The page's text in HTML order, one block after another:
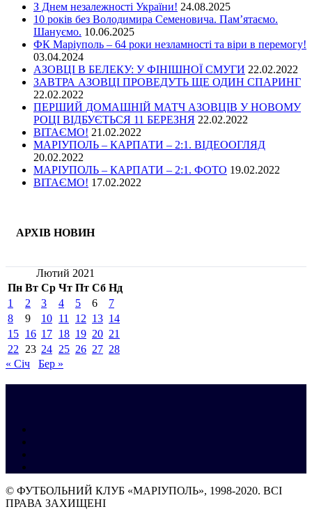
З Днем незалежності України! 24.08.2025
10 років без Володимира Семеновича. Пам’ятаємо.
Шануємо. 10.06.2025
ФК Маріуполь – 64 роки незламності та віри в перемогу!
03.04.2024
АЗОВЦІ В БЕЛЕКУ: У ФІНІШНОЇ СМУГИ 22.02.2022
ЗАВТРА АЗОВЦІ ПРОВЕДУТЬ ЩЕ ОДИН СПАРИНГ
22.02.2022
ПЕРШИЙ ДОМАШНІЙ МАТЧ АЗОВЦІВ У НОВОМУ
РОЦІ ВІДБУЄТЬСЯ 11 БЕРЕЗНЯ 22.02.2022
ВІТАЄМО! 21.02.2022
МАРІУПОЛЬ – КАРПАТИ – 2:1. ВІДЕООГЛЯД
20.02.2022
МАРІУПОЛЬ – КАРПАТИ – 2:1. ФОТО 19.02.2022
ВІТАЄМО! 17.02.2022
АРХІВ НОВИН
Лютий 2021
Пн Вт Ср Чт Пт Сб Нд
1
2 3 4 5 6
7
8
9 10 11 12 13 14
15 16 17 18 19 20 21
22
23 24 25 26 27 28
« Січ
Бер »
© ФУТБОЛЬНИЙ КЛУБ «МАРІУПОЛЬ», 1998-2020. ВСІ
ПРАВА ЗАХИЩЕНІ